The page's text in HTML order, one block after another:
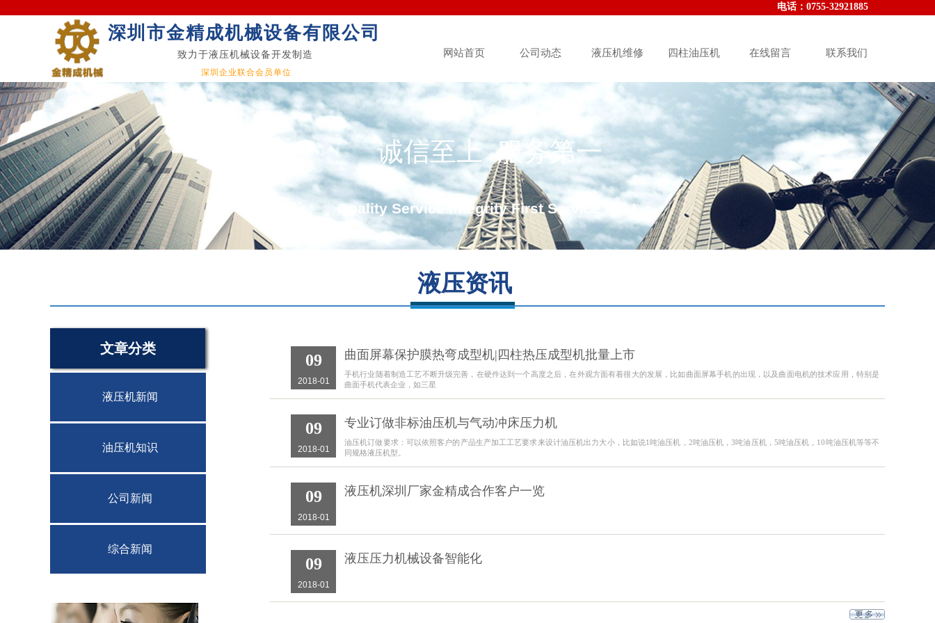
电话： 0755-32921885
电话：010-000-000000
网站首页 公司动态 液压机维修 四柱油压机 在线留言 联系我们
致力于液压机械设备开发制造
深圳市金精成机械设备有限公司
深圳企业联合会员单位
诚信至上 服务第一
Quality Service Integrity First Service First
液压资讯
文章分类
09
2018-01
曲面屏幕保护膜热弯成型机|四柱热压成型机批量上市
手机行业随着制造工艺不断升级完善，在硬件达到一个高度之后，在外观方面有着很大的发展，比如曲面屏幕手机的出现，以及曲面电机的技术应用，特别是
曲面手机代表企业，如三星
09
2018-01
专业订做非标油压机与气动冲床压力机
油压机订做要求：可以依照客户的产品生产加工工艺要求来设计油压机出力大小，比如说1吨油压机，2吨油压机，3吨油压机，5吨油压机，10吨油压机等等不
同规格液压机型。
09
2018-01
液压机深圳厂家金精成合作客户一览
09
2018-01
液压压力机械设备智能化
液压机新闻
油压机知识
公司新闻
综合新闻